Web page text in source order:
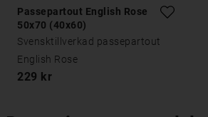
Passepartout English Rose
50x70 (40x60)
Svensktillverkad passepartout
English Rose
229 kr